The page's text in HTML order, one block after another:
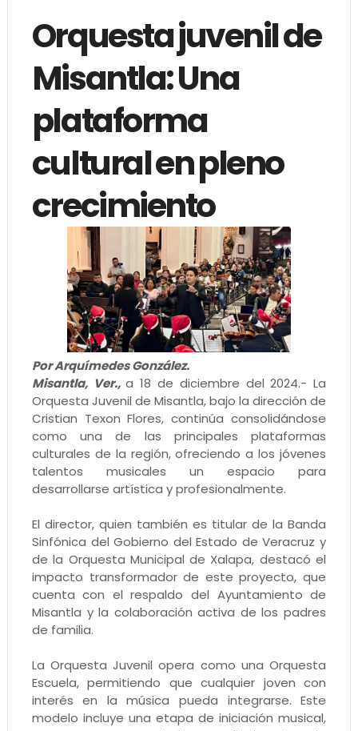
Orquesta juvenil de
Misantla: Una
plataforma
cultural en pleno
crecimiento
Por Arquímedes González.
Misantla, Ver.,a 18 de diciembre del 2024.- La
Orquesta Juvenil de Misantla, bajo la dirección de
Cristian Texon Flores, continúa consolidándose
como una de las principales plataformas
culturales de la región, ofreciendo a los jóvenes
talentos musicales un espacio para
desarrollarse artística y profesionalmente.
El director, quien también es titular de la Banda
Sinfónica del Gobierno del Estado de Veracruz y
de la Orquesta Municipal de Xalapa, destacó el
impacto transformador de este proyecto, que
cuenta con el respaldo del Ayuntamiento de
Misantla y la colaboración activa de los padres
de familia.
La Orquesta Juvenil opera como una Orquesta
Escuela, permitiendo que cualquier joven con
interés en la música pueda integrarse. Este
modelo incluye una etapa de iniciación musical,